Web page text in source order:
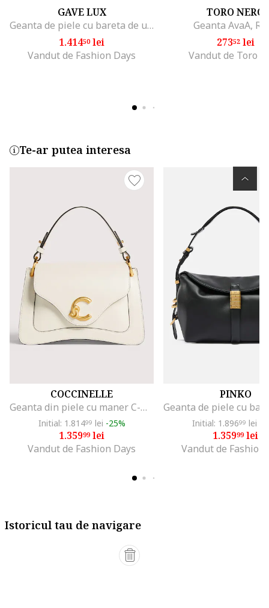
GAVE LUX
Geanta de piele cu bareta de umar si model piele de reptila, Albastru inchis
1.41450lei
Vandut de Fashion Days
TORO NERO
Geanta AvaA,
27352lei
Vandut de Toro
Te-ar putea interesa
COCCINELLE
Geanta din piele cu maner C-Me, Alb
Initial: 1.81499 lei -25%
1.35999lei
Vandut de Fashion Days
PINKO
Initial: 1.89699 lei
1.35999lei
Vandut de Fashion
Istoricul tau de navigare